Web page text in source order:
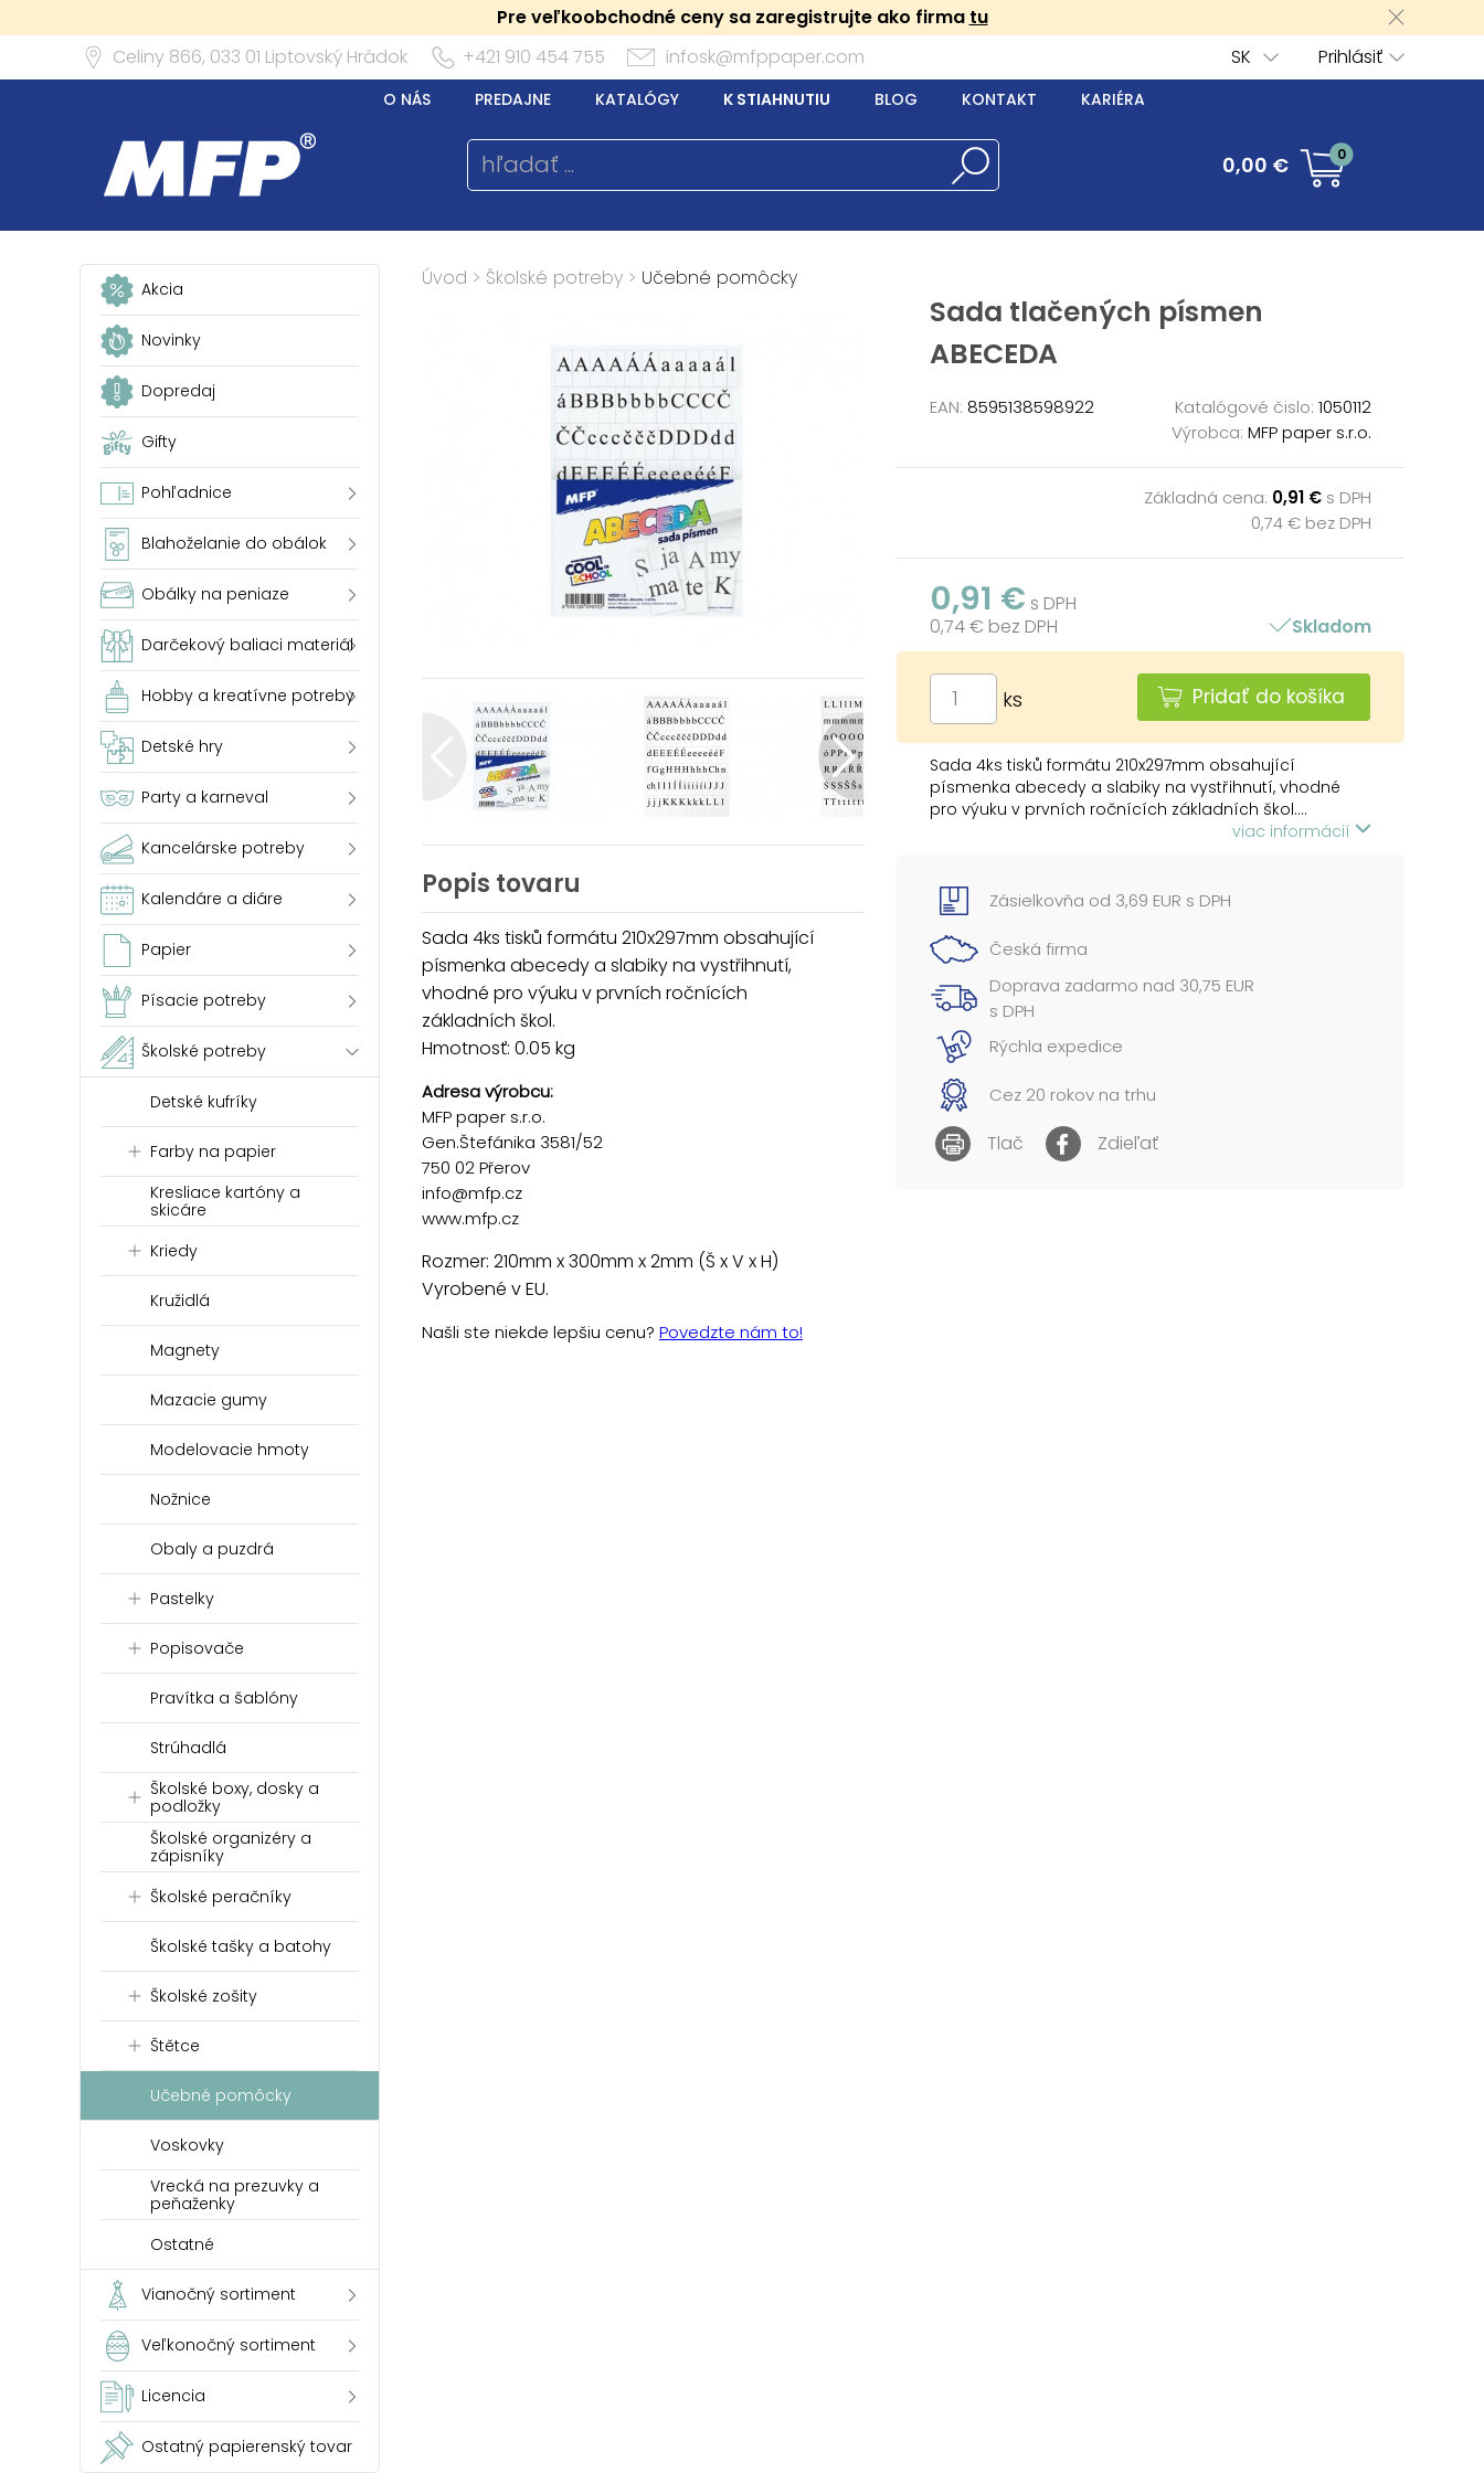
Pre veľkoobchodné ceny sa zaregistrujte ako firma tu
Celiny 866, 033 01 Liptovský Hrádok +421 910 454 755 infosk@mfppaper.com Prihlásiť
SK
O NÁS PREDAJNE KATALÓGY K STIAHNUTIU BLOG KONTAKT KARIÉRA
0,00 € 0
Akcia
Novinky
Dopredaj
Gifty
Pohľadnice
Blahoželanie do obálok
Obálky na peniaze
Darčekový baliaci materiál
Hobby a kreatívne potreby
Detské hry
Party a karneval
Kancelárske potreby
Kalendáre a diáre
Papier
Písacie potreby
Školské potreby
Detské kufríky
Farby na papier
Kresliace kartóny a
skicáre
Kriedy
Kružidlá
Magnety
Mazacie gumy
Modelovacie hmoty
Nožnice
Obaly a puzdrá
Pastelky
Popisovače
Pravítka a šablóny
Strúhadlá
Školské boxy, dosky a
podložky
Školské organizéry a
zápisníky
Školské peračníky
Školské tašky a batohy
Školské zošity
Štětce
Učebné pomôcky
Voskovky
Vrecká na prezuvky a
peňaženky
Ostatné
Vianočný sortiment
Veľkonočný sortiment
Licencia
Ostatný papierenský tovar
Úvod > Školské potreby > Učebné pomôcky
Sada tlačených písmen
ABECEDA
EAN: 8595138598922 Katalógové čislo: 1050112
Výrobca: MFP paper s.r.o.
Základná cena: 0,91 € s DPH
0,74 € bez DPH
0,91 € s DPH
0,74 € bez DPH
Skladom
ks Pridať do košíka
Sada 4ks tisků formátu 210x297mm obsahující
písmenka abecedy a slabiky na vystřihnutí, vhodné
pro výuku v prvních ročnících základních škol....
viac informácií
Popis tovaru
Sada 4ks tisků formátu 210x297mm obsahující
písmenka abecedy a slabiky na vystřihnutí,
vhodné pro výuku v prvních ročnících
základních škol.
Hmotnosť: 0.05 kg
Adresa výrobcu:
MFP paper s.r.o.
Gen.Štefánika 3581/52
750 02 Přerov
info@mfp.cz
www.mfp.cz
Rozmer: 210mm x 300mm x 2mm (Š x V x H)
Vyrobené v EU.
Našli ste niekde lepšiu cenu? Povedzte nám to!
Zásielkovňa od 3,69 EUR s DPH
Česká firma
Doprava zadarmo nad 30,75 EUR
s DPH
Rýchla expedice
Cez 20 rokov na trhu
Tlač Zdieľať